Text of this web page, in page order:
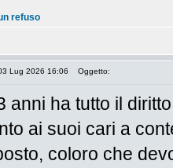
refuso
Lug 2026 16:06 Oggetto:
anni ha tutto il
ai suoi cari a
coloro che